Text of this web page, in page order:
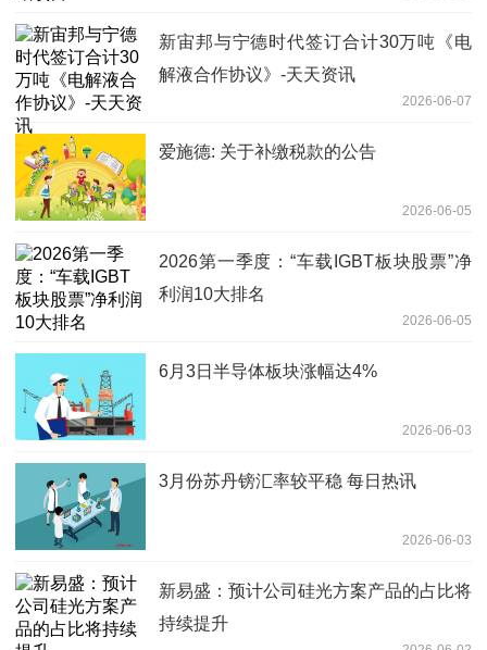
新宙邦与宁德时代签订合计30万吨《电
解液合作协议》-天天资讯
2026-06-07
爱施德: 关于补缴税款的公告
2026-06-05
2026第一季度：“车载IGBT板块股票”净
利润10大排名
2026-06-05
6月3日半导体板块涨幅达4%
2026-06-03
3月份苏丹镑汇率较平稳 每日热讯
2026-06-03
新易盛：预计公司硅光方案产品的占比将
持续提升